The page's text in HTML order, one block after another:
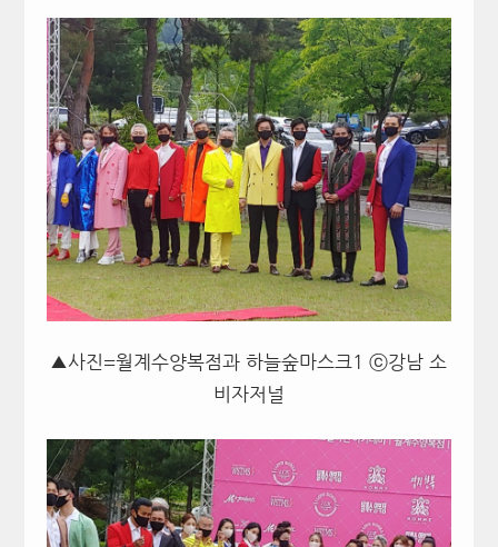
▲사진=월계수양복점과 하늘숲마스크1 ⓒ강남 소
비자저널